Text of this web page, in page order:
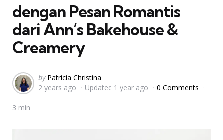
dengan Pesan Romantis
dari Ann’s Bakehouse &
Creamery
Posted
by
by Patricia Christina
2 years ago
Updated 1 year ago 0 Comments
3 min